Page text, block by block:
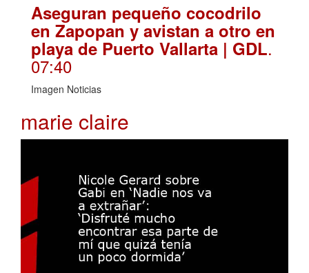
Aseguran pequeño cocodrilo
en Zapopan y avistan a otro en
playa de Puerto Vallarta | GDL.
07:40
Imagen Noticias
marie claire